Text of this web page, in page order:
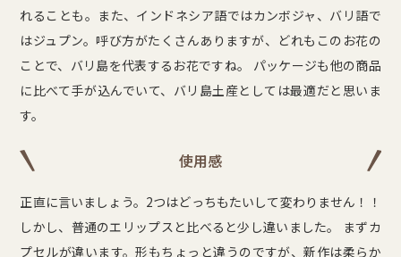
れることも。また、インドネシア語ではカンボジャ、バリ語で
はジュプン。呼び方がたくさんありますが、どれもこのお花の
ことで、バリ島を代表するお花ですね。 パッケージも他の商品
に比べて手が込んでいて、バリ島土産としては最適だと思いま
す。
使用感
正直に言いましょう。2つはどっちもたいして変わりません！！
しかし、普通のエリップスと比べると少し違いました。 まずカ
プセルが違います。形もちょっと違うのですが、新作は柔らか